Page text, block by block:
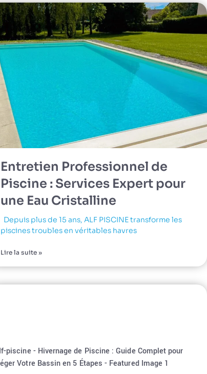
Entretien Professionnel de
Piscine : Services Expert pour
une Eau Cristalline
Depuis plus de 15 ans, ALF PISCINE transforme les
piscines troubles en véritables havres
Lire la suite »